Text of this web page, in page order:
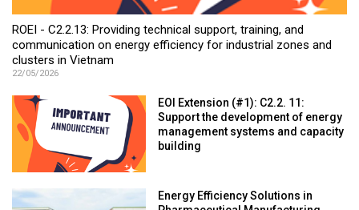
ROEI - C2.2.13: Providing technical support, training, and
communication on energy efficiency for industrial zones and
clusters in Vietnam
22/05/2026
EOI Extension (#1): C2.2. 11:
Support the development of energy
management systems and capacity
building
Energy Efficiency Solutions in